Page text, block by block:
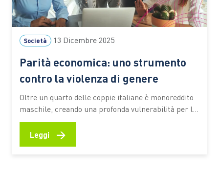
Società 13 Dicembre 2025
Parità economica: uno strumento
contro la violenza di genere
Oltre un quarto delle coppie italiane è monoreddito
maschile, creando una profonda vulnerabilità per le
donne. Garantire libertà e sicurezza significa prima
di tutto assicurare l’indipendenza finanziaria La
Leggi →